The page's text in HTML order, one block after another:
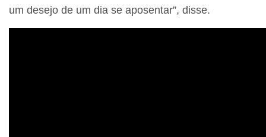
um desejo de um dia se aposentar”, disse.